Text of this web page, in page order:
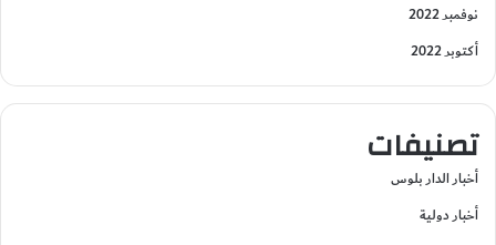
نوفمبر 2022
أكتوبر 2022
تصنيفات
أخبار الدار بلوس
أخبار دولية